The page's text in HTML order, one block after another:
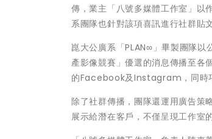
傳，業主「八號多媒體工作室」以
系團隊也針對該項喜訊進行社群貼
崑大公廣系「PLAN∞」畢製團隊
產影像競賽」優選的消息傳播至各
的Facebook及Instagram，同時
除了社群傳播，團隊還運用廣告策
展示給潛在客戶，不僅呈現工作室